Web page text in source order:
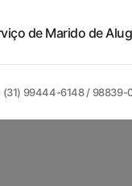
de Marido de
(31) 99444-6148 / 98839-